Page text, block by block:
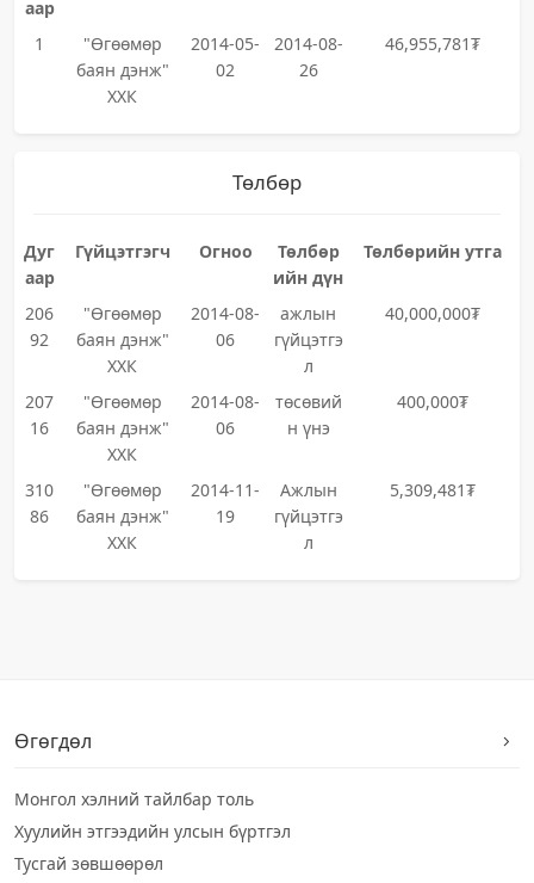
аар
1
"Өгөөмөр
баян дэнж"
ХХК
2014-05-
02
2014-08-
26
46,955,781₮
Төлбөр
Дуг
аар
Гүйцэтгэгч Огноо
Төлбөр
ийн дүн
Төлбөрийн утга
206
92
"Өгөөмөр
баян дэнж"
ХХК
2014-08-
06
ажлын
гүйцэтгэ
л
40,000,000₮
207
16
"Өгөөмөр
баян дэнж"
ХХК
2014-08-
06
төсөвий
н үнэ
400,000₮
310
86
"Өгөөмөр
баян дэнж"
ХХК
2014-11-
19
Ажлын
гүйцэтгэ
л
5,309,481₮
Өгөгдөл
Монгол хэлний тайлбар толь
Хуулийн этгээдийн улсын бүртгэл
Тусгай зөвшөөрөл